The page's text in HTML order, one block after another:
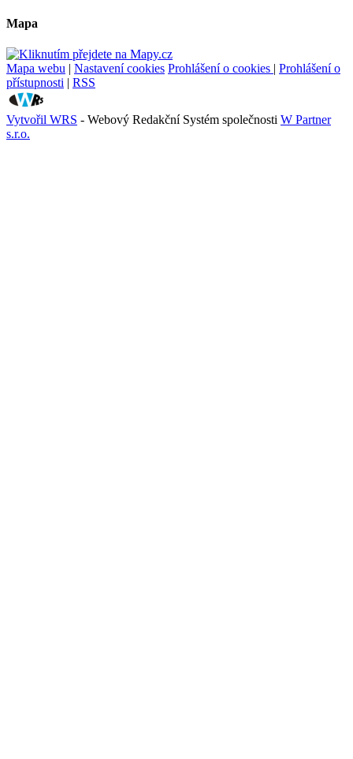
Mapa
Mapa webu | Nastavení cookies Prohlášení o cookies | Prohlášení o
přístupnosti | RSS
Vytvořil WRS - Webový Redakční Systém společnosti W Partner
s.r.o.